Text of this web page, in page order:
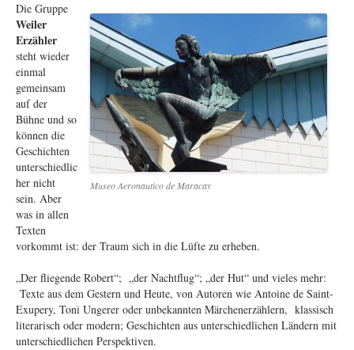
Museo Aeronautico de Maracay
Die Gruppe
Weiler
Erzähler
steht wieder
einmal
gemeinsam
auf der
Bühne und so
können die
Geschichten
unterschiedlic
her nicht
sein. Aber
was in allen
Texten
vorkommt ist: der Traum sich in die Lüfte zu erheben.
„Der fliegende Robert“; „der Nachtflug“; „der Hut“ und vieles mehr:
Texte aus dem Gestern und Heute, von Autoren wie Antoine de Saint-
Exupery, Toni Ungerer oder unbekannten Märchenerzählern, klassisch
literarisch oder modern; Geschichten aus unterschiedlichen Ländern mit
unterschiedlichen Perspektiven.